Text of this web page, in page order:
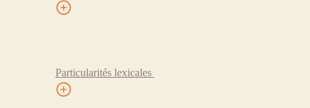
Particularités lexicales